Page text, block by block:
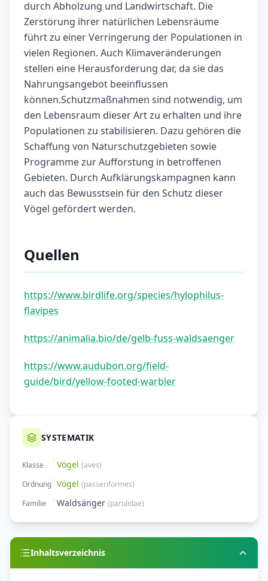
durch Abholzung und Landwirtschaft. Die
Zerstörung ihrer natürlichen Lebensräume
führt zu einer Verringerung der Populationen in
vielen Regionen. Auch Klimaveränderungen
stellen eine Herausforderung dar, da sie das
Nahrungsangebot beeinflussen
können.Schutzmaßnahmen sind notwendig, um
den Lebensraum dieser Art zu erhalten und ihre
Populationen zu stabilisieren. Dazu gehören die
Schaffung von Naturschutzgebieten sowie
Programme zur Aufforstung in betroffenen
Gebieten. Durch Aufklärungskampagnen kann
auch das Bewusstsein für den Schutz dieser
Vögel gefördert werden.
Quellen
https://www.birdlife.org/species/hylophilus-
flavipes
https://animalia.bio/de/gelb-fuss-waldsaenger
https://www.audubon.org/field-
guide/bird/yellow-footed-warbler
SYSTEMATIK
Klasse Vögel (aves)
Ordnung Vögel (passeriformes)
Familie
Waldsänger (parulidae)
Inhaltsverzeichnis